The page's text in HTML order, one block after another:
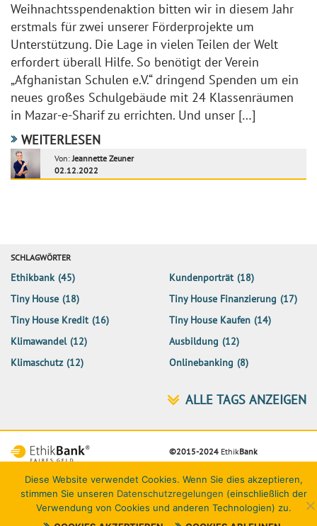
Weihnachtsspendenaktion bitten wir in diesem Jahr
erstmals für zwei unserer Förderprojekte um
Unterstützung. Die Lage in vielen Teilen der Welt
erfordert überall Hilfe. So benötigt der Verein
„Afghanistan Schulen e.V.“ dringend Spenden um ein
neues großes Schulgebäude mit 24 Klassenräumen
in Mazar-e-Sharif zu errichten. Und unser […]
WEITERLESEN
Von:Jeannette Zeuner
02.12.2022
SCHLAGWÖRTER
Ethikbank (45) Kundenporträt (18)
Tiny House (18) Tiny House Finanzierung (17)
Tiny House Kredit (16) Tiny House Kaufen (14)
Klimawandel (12) Ausbildung (12)
Klimaschutz (12) Onlinebanking (8)
©2015-2024 EthikBank
Netiquette Datenschutz Impressum Kontakt
Diese Website verwendet Cookies. Wenn Sie dies akzeptieren,
stimmen Sie unseren Datenschutzregelungen (einschließlich der
Verwendung von Cookies und anderen Technologien) zu.